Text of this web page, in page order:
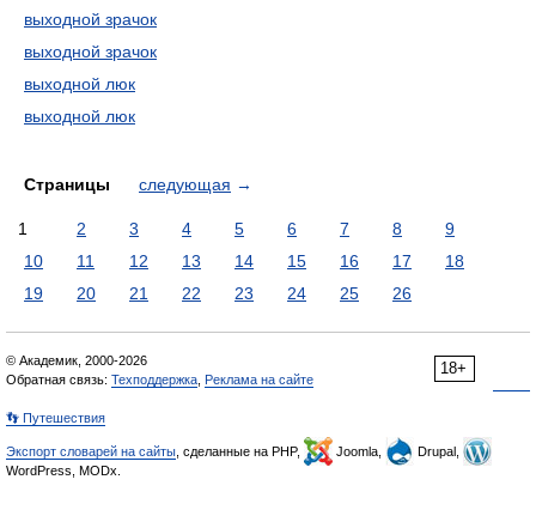
выходной зрачок
выходной зрачок
выходной люк
выходной люк
Страницы следующая →
1 2 3 4 5 6 7 8
9
10
11 12 13 14 15 16 17
18
19
20 21 22 23 24 25 26
18+
© Академик, 2000-2026
Обратная связь: Техподдержка Реклама на сайте
👣 Путешествия
Экспорт словарей на сайты , сделанные на PHP, Joomla,
Drupal,
WordPress, MODx.